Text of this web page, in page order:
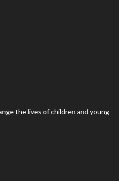
the lives of children and young